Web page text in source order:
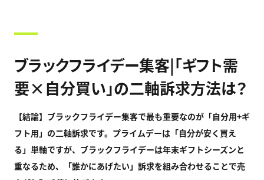
ブラックフライデー集客|「ギフト需
要×自分買い」の二軸訴求方法は？
【結論】ブラックフライデー集客で最も重要なのが「自分用+ギ
フト用」の二軸訴求です。プライムデーは「自分が安く買え
る」単軸ですが、ブラックフライデーは年末ギフトシーズンと
重なるため、「誰かにあげたい」訴求を組み合わせることで売